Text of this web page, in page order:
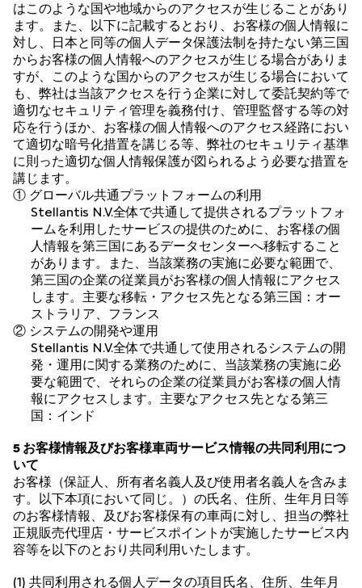
はこのような国や地域からのアクセスが生じることがあり
ます。また、以下に記載するとおり、お客様の個人情報に
対し、日本と同等の個人データ保護法制を持たない第三国
からお客様の個人情報へのアクセスが生じる場合がありま
すが、このような国からのアクセスが生じる場合において
も、弊社は当該アクセスを行う企業に対して委託契約等で
適切なセキュリティ管理を義務付け、管理監督する等の対
応を行うほか、お客様の個人情報へのアクセス経路におい
て適切な暗号化措置を講じる等、弊社のセキュリティ基準
に則った適切な個人情報保護が図られるよう必要な措置を
講じます。
① グローバル共通プラットフォームの利用
Stellantis N.V.全体で共通して提供されるプラットフォ
ームを利用したサービスの提供のために、お客様の個
人情報を第三国にあるデータセンターへ移転すること
があります。また、当該業務の実施に必要な範囲で、
第三国の企業の従業員がお客様の個人情報にアクセス
します。主要な移転・アクセス先となる第三国：オー
ストラリア、フランス
② システムの開発や運用
Stellantis N.V.全体で共通して使用されるシステムの開
発・運用に関する業務のために、当該業務の実施に必
要な範囲で、それらの企業の従業員がお客様の個人情
報にアクセスします。主要なアクセス先となる第三
国：インド
5 お客様情報及びお客様車両サービス情報の共同利用につ
いて
お客様（保証人、所有者名義人及び使用者名義人を含みま
す。以下本項において同じ。）の氏名、住所、生年月日等
のお客様情報、及びお客様保有の車両に対し、担当の弊社
正規販売代理店・サービスポイントが実施したサービス内
容等を以下のとおり共同利用いたします。
(1) 共同利用される個人データの項目氏名、住所、生年月